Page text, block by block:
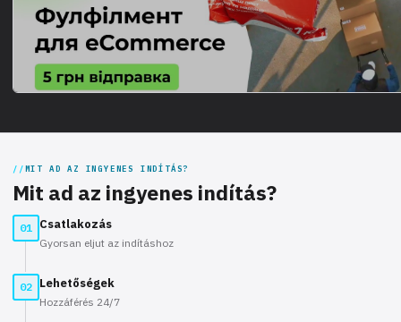
MIT AD AZ INGYENES INDÍTÁS?
Mit ad az ingyenes indítás?
01 Csatlakozás
Gyorsan eljut az indításhoz
02 Lehetőségek
Hozzáférés 24/7